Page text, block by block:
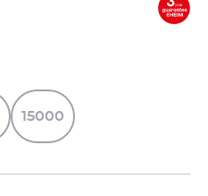
15000